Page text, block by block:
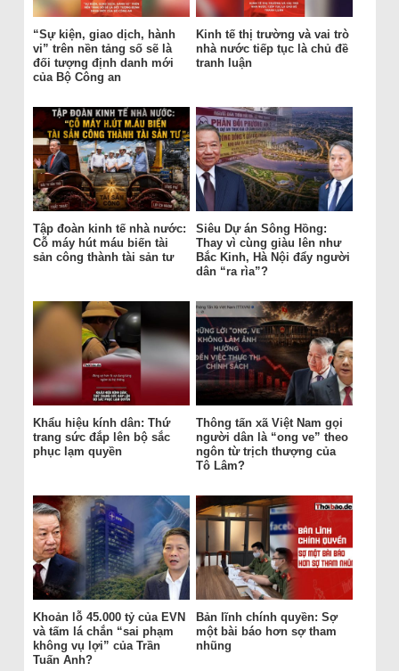
“Sự kiện, giao dịch, hành
vi” trên nền tảng số sẽ là
đối tượng định danh mới
của Bộ Công an
Kinh tế thị trường và vai trò
nhà nước tiếp tục là chủ đề
tranh luận
Tập đoàn kinh tế nhà nước:
Cỗ máy hút máu biến tài
sản công thành tài sản tư
Siêu Dự án Sông Hồng:
Thay vì cùng giàu lên như
Bắc Kinh, Hà Nội đẩy người
dân “ra rìa”?
Khẩu hiệu kính dân: Thứ
trang sức đắp lên bộ sắc
phục lạm quyền
Thông tấn xã Việt Nam gọi
người dân là “ong ve” theo
ngôn từ trịch thượng của
Tô Lâm?
Khoản lỗ 45.000 tỷ của EVN
và tấm lá chắn “sai phạm
không vụ lợi” của Trần
Tuấn Anh?
Bản lĩnh chính quyền: Sợ
một bài báo hơn sợ tham
nhũng